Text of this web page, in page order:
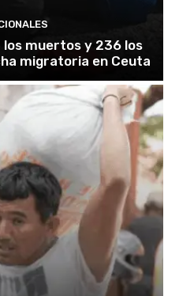
muertos y 236 los
migratoria en Ceuta